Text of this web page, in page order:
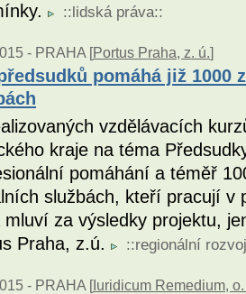
:: lidská práva::
- PRAHA [Portus Praha, z. ú.]
pomáhá již 1000
vzdělávacích
kraje na téma
pomáhání a téměř
službách, kteří pracují v
mluví za výsledky projektu,
Praha, z.ú.
::regionální rozvoj
- PRAHA [Iuridicum Remedium,